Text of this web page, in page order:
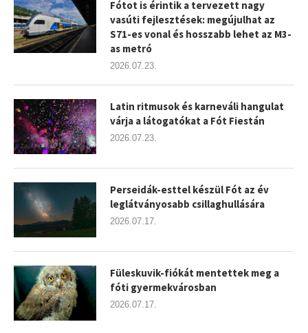
Fótot is érintik a tervezett nagy
vasúti fejlesztések: megújulhat az
S71-es vonal és hosszabb lehet az M3-
as metró
2026.07.23.
Latin ritmusok és karneváli hangulat
várja a látogatókat a Fót Fiestán
2026.07.23.
Perseidák-esttel készül Fót az év
leglátványosabb csillaghullására
2026.07.17.
Füleskuvik-fiókát mentettek meg a
fóti gyermekvárosban
2026.07.17.